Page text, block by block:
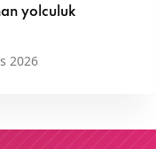
yolculuk
2026